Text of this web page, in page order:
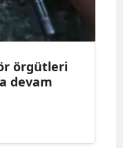
Zonguldak
Bayburt
örgütleri
devam